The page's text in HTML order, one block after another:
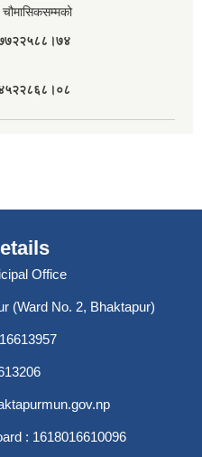
Office
(Ward No. 2, Bhaktapur)
: 1618016610096